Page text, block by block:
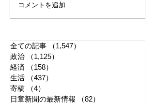
「懲役二七年」で問われ
る司法 国民感情は判決
コメントを追加…
全ての記事 （1,547）
政治
（1,125）
経済
（158）
生活
（437）
寄稿
（4）
日章新聞の最新情報
（82）